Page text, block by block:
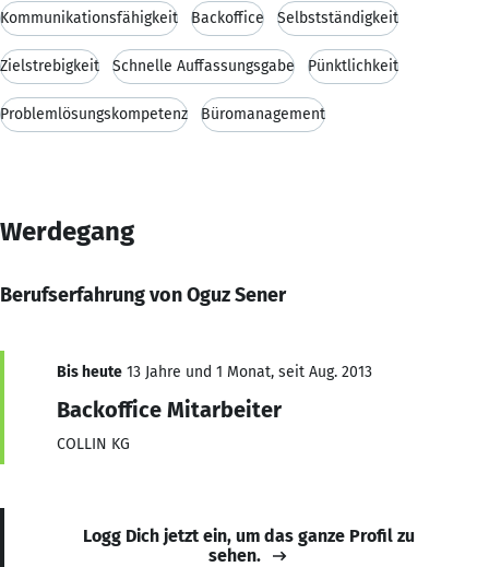
Kommunikationsfähigkeit Backoffice Selbstständigkeit
Zielstrebigkeit Schnelle Auffassungsgabe Pünktlichkeit
Problemlösungskompetenz Büromanagement
Werdegang
Berufserfahrung von Oguz Sener
Bis heute 13 Jahre und 1 Monat, seit Aug. 2013
Backoffice Mitarbeiter
COLLIN KG
Logg Dich jetzt ein, um das ganze Profil zu
sehen.